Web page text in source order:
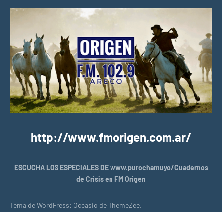
http://www.fmorigen.com.ar/
ESCUCHA LOS ESPECIALES DE www.purochamuyo/Cuadernos
de Crisis en FM Origen
Tema de WordPress: Occasio de ThemeZee.